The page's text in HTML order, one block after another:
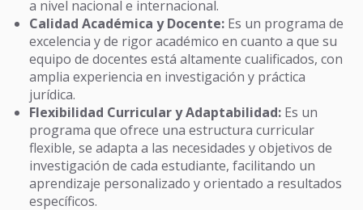
a nivel nacional e internacional.
Calidad Académica y Docente: Es un programa de
excelencia y de rigor académico en cuanto a que su
equipo de docentes está altamente cualificados, con
amplia experiencia en investigación y práctica
jurídica.
Flexibilidad Curricular y Adaptabilidad: Es un
programa que ofrece una estructura curricular
flexible, se adapta a las necesidades y objetivos de
investigación de cada estudiante, facilitando un
aprendizaje personalizado y orientado a resultados
específicos.